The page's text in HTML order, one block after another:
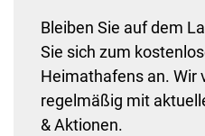
Bleiben Sie auf dem
Sie sich zum
Heimathafens an. Wir
regelmäßig mit
& Aktionen.